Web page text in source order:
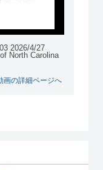
2026/4/27
North Carolina
画の詳細ページへ